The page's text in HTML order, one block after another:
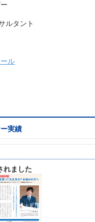
ルタント
ル
実績
れました